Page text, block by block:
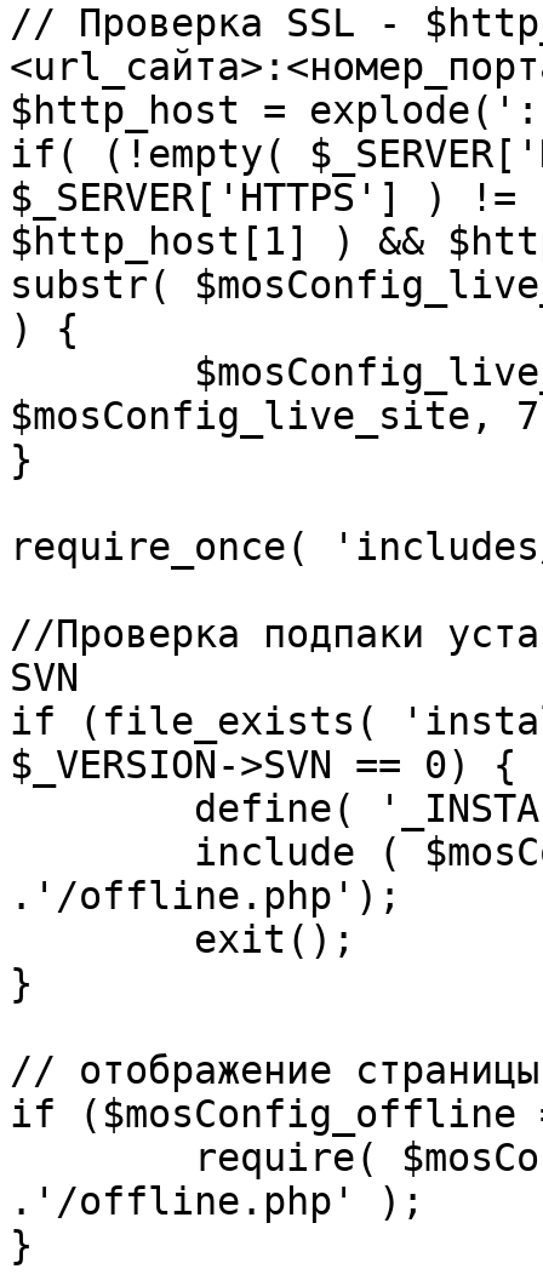
// Проверка SSL -
$http_host = explode(':',
if( (!empty(
$_SERVER['HTTPS']
$http_host[1] ) &&
substr(
) {
$mosConfig_live_site,
}
require_once(
//Проверка подпаки
SVN
if (file_exists(
$_VERSION->SVN == 0) {
.'/offline.php');
}
// отображение
if ($mosConfig_offline
.'/offline.php' );
}